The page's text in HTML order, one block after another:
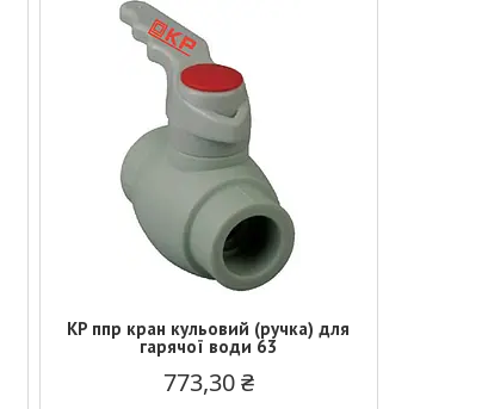
KP ппр кран кульовий (ручка) для
гарячої води 63
773,30 ₴